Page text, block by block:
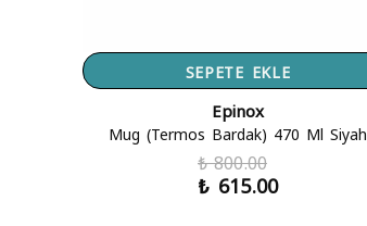
SEPETE EKLE
Epinox
Mug (Termos Bardak) 470 Ml Siyah
₺ 800.00
₺ 615.00